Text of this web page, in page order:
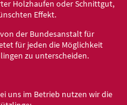
Holzhaufen oder Schnittgut,
Effekt.
der Bundesanstalt für
für jeden die Möglichkeit
zu unterscheiden.
uns im Betrieb nutzen wir die